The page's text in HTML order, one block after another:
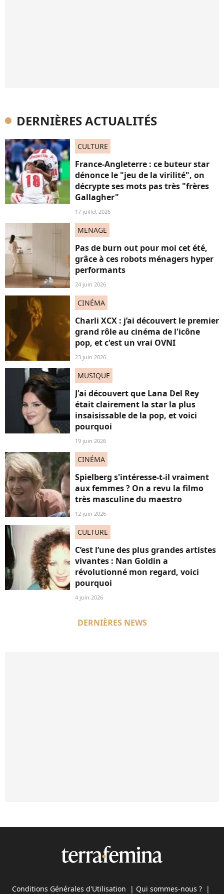
DERNIÈRES ACTUALITÉS
CULTURE
France-Angleterre : ce buteur star
dénonce le "jeu de la virilité", on
décrypte ses mots pas très "frères
Gallagher"
17 juillet 2026
MENAGE
Pas de burn out pour moi cet été,
grâce à ces robots ménagers hyper
performants
24 juin 2026
CINÉMA
Charli XCX : j’ai découvert le premier
grand rôle au cinéma de l'icône
pop, et c'est un vrai OVNI
23 juin 2026
MUSIQUE
J'ai découvert que Lana Del Rey
était clairement la star la plus
insaisissable de la pop, et voici
pourquoi
19 juin 2026
CINÉMA
Spielberg s'intéresse-t-il vraiment
aux femmes ? On a revu la filmo
très masculine du maestro
12 juin 2026
CULTURE
C’est l’une des plus grandes artistes
vivantes : Nan Goldin a
révolutionné mon regard, voici
pourquoi
4 juin 2026
DERNIÈRES NEWS
Conditions Générales d'Utilisation | Qui sommes-nous ? |